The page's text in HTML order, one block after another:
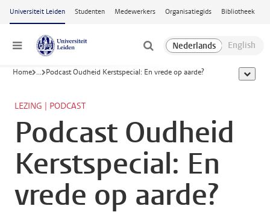
Ga naar hoofdinhoud
Universiteit Leiden Studenten Medewerkers Organisatiegids Bibliotheek
Menu
Home ... Podcast Oudheid Kerstspecial: En vrede op aarde? toon
LEZING | PODCAST
Podcast Oudheid
Kerstspecial: En
vrede op aarde?